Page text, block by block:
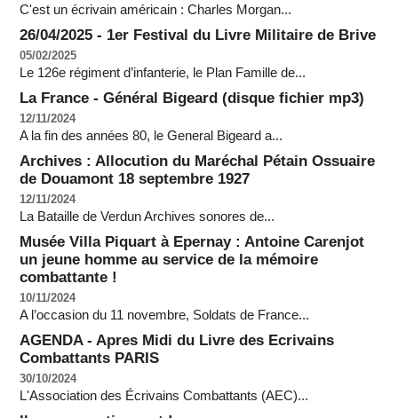
C'est un écrivain américain : Charles Morgan...
26/04/2025 - 1er Festival du Livre Militaire de Brive
05/02/2025
Le 126e régiment d’infanterie, le Plan Famille de...
La France - Général Bigeard (disque fichier mp3)
12/11/2024
A la fin des années 80, le General Bigeard a...
Archives : Allocution du Maréchal Pétain Ossuaire
de Douamont 18 septembre 1927
12/11/2024
La Bataille de Verdun Archives sonores de...
Musée Villa Piquart à Epernay : Antoine Carenjot
un jeune homme au service de la mémoire
combattante !
10/11/2024
A l’occasion du 11 novembre, Soldats de France...
AGENDA - Apres Midi du Livre des Ecrivains
Combattants PARIS
30/10/2024
L'Association des Écrivains Combattants (AEC)...